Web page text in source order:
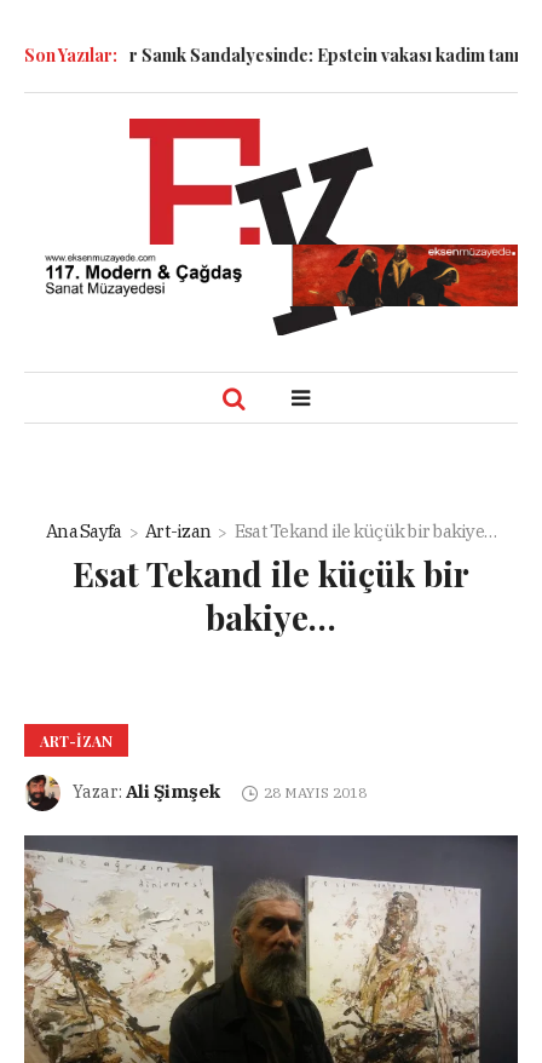
Son Yazılar:
Semboller Sanık Sandalyesinde: Epstein vakası kadim tanrıları
Ana Sayfa Art-izan Esat Tekand ile küçük bir bakiye…
Esat Tekand ile küçük bir
bakiye…
ART-IZAN
Yazar: Ali Şimşek 28 MAYIS 2018